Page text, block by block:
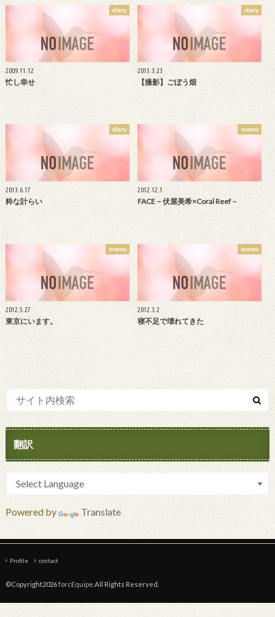
diary
2009.11.12
忙し幸せ
diary
2015.3.23
【撮影】ごぼう畑
diary
2013.6.17
粋な計らい
memo
2012.12.1
FACE－伏屋美希×Coral Reef－
memo
2012.5.27
東京にいます。
memo
2012.3.2
寝不足で壊れてきた
翻訳
Powered by Translate
Profile contact
©Copyright2026forcEquipe .All Rights Reserved.